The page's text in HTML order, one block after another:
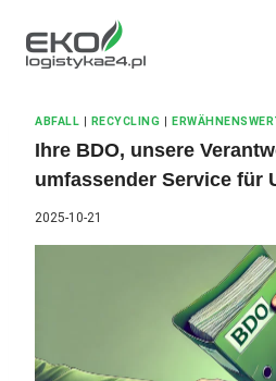
Inhalt
springen
ABFALL | RECYCLING |
Ihre BDO, unsere
umfassender Service für
2025-10-21